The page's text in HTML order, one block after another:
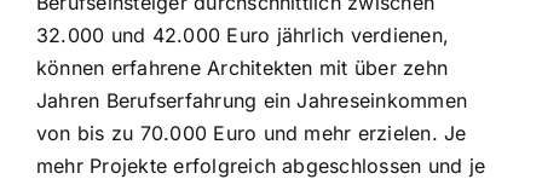
32.000 und 42.000 Euro jährlich verdienen,
können erfahrene Architekten mit über zehn
Jahren Berufserfahrung ein Jahreseinkommen
von bis zu 70.000 Euro und mehr erzielen. Je
mehr Projekte erfolgreich abgeschlossen und je